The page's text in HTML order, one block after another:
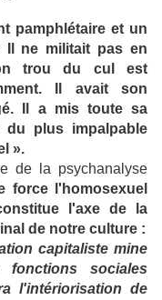
pamphlétaire et un
Il ne militait pas en
trou du cul est
Il avait son
Il a mis toute sa
du plus impalpable
».
de la psychanalyse
force l'homosexuel
l'axe de la
de notre culture :
capitaliste mine
sociales
l'intériorisation de